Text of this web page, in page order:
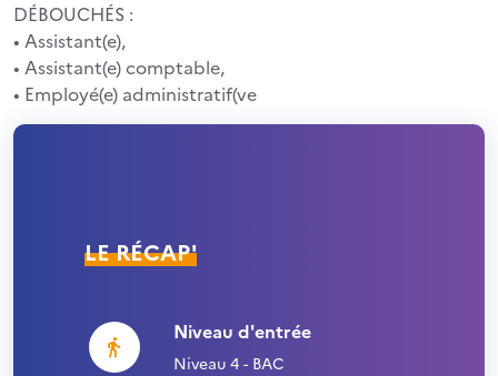
DÉBOUCHÉS :
• Assistant(e),
• Assistant(e) comptable,
• Employé(e) administratif(ve
LE RÉCAP'
Niveau d'entrée
Niveau 4 - BAC